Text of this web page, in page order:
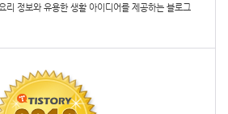
리 정보와 유용한 생활 아이디어를 제공하는 블로그